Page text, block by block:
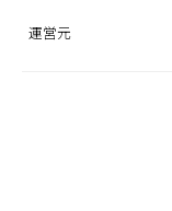
運営元